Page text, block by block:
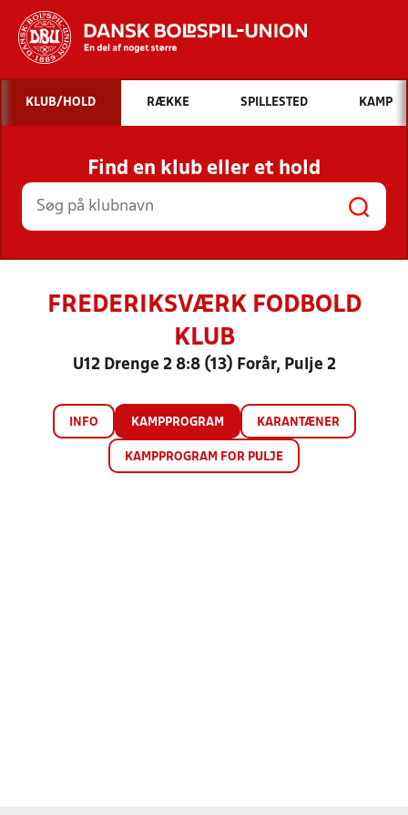
Hvad vil du søge efter?
INDHOLD OG NYHEDER
STILLINGER, RESULTATER, KLUBBER OG
HOLD
KLUB/HOLD RÆKKE SPILLESTED KAMP
Find en klub eller et hold
FREDERIKSVÆRK FODBOLD
KLUB
U12 Drenge 2 8:8 (13) Forår, Pulje 2
INFO KAMPPROGRAM KARANTÆNER
KAMPPROGRAM FOR PULJE